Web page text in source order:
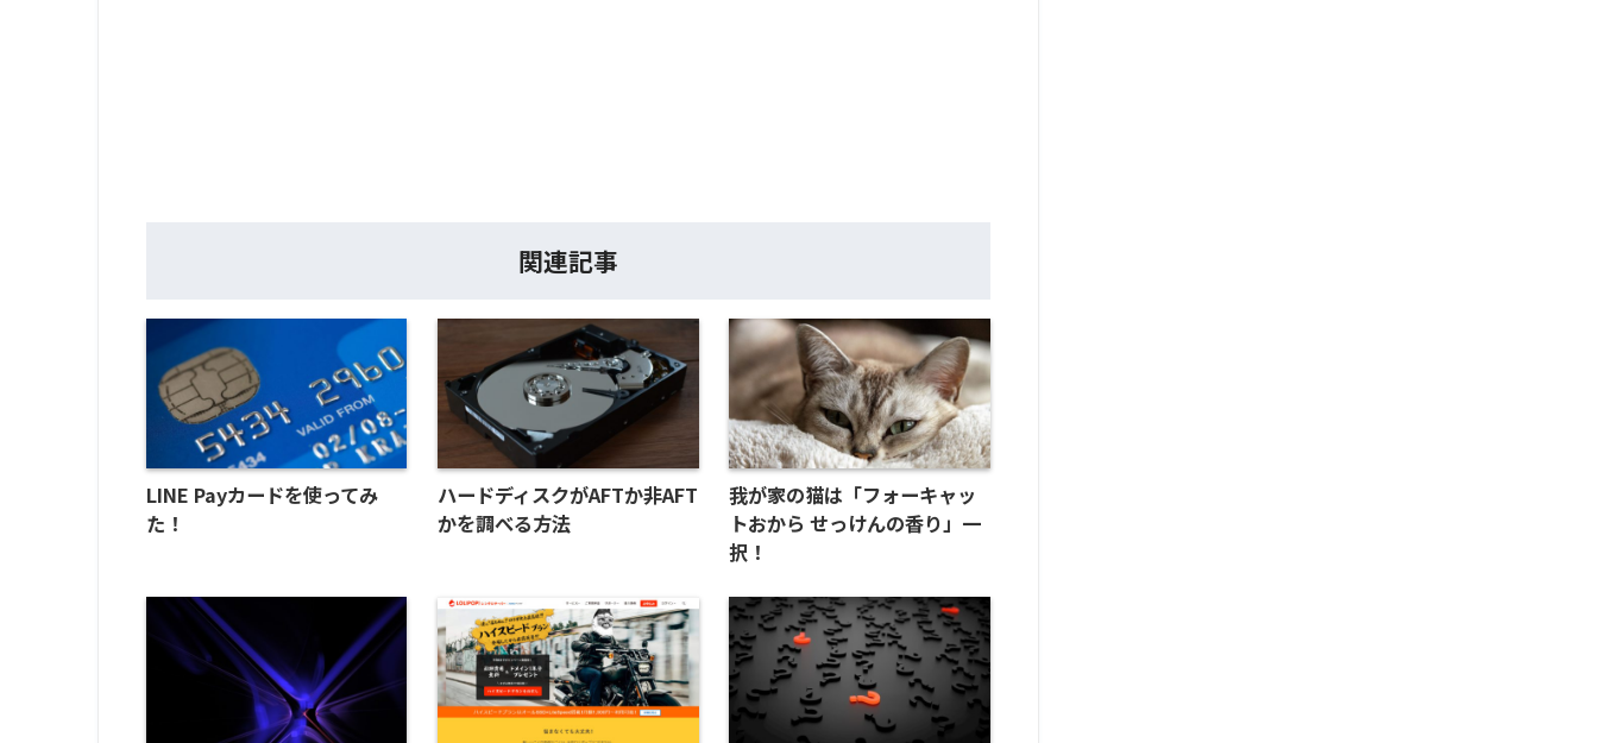
関連記事
LINE Payカードを使ってみ
た！
ハードディスクがAFTか非AFT
かを調べる方法
我が家の猫は「フォーキャッ
トおから せっけんの香り」一
択！